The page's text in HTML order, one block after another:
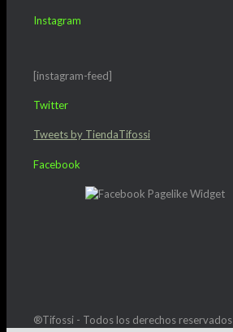
Instagram
[instagram-feed]
Twitter
Tweets by TiendaTifossi
Facebook
®Tifossi - Todos los derechos reservados